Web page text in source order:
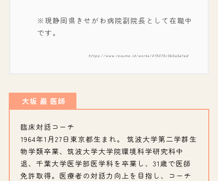
※現静岡県きせがわ病院副院長として在職中
です。
https://www.resume.id/works/470070c5b0a5afad
大坂 巌 医師
臨床対話コーチ
1964年1月27日東京都生まれ。 筑波大学第二学群生
物学類卒業、筑波大学大学院環境科学研究科中
退、千葉大学医学部医学科を卒業し、31歳で医師
免許取得。医療者の対話力向上を目指し、コーチ